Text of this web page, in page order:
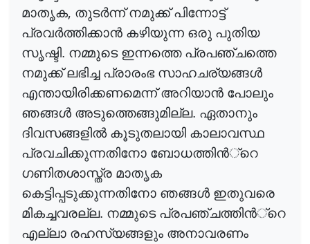
മാതൃക, തുടർന്ന്നമുക്ക് പിന്നോട്ട്
പ്രവർത്തിക്കാൻ കഴിയുന്ന ഒരു പുതിയ
സൃഷ്ടി. നമ്മുടെ ഇന്നത്തെ പ്രപഞ്ചത്തെ
നമുക്ക് ലഭിച്ച പ്രാരംഭ സാഹചര്യങ്ങൾ
എന്തായിരിക്കണമെന്ന് അറിയാൻ പോലും
ഞങ്ങൾ അടുത്തെങ്ങുമില്ല. ഏതാനും
ദിവസങ്ങളിൽകൂടുതലായി കാലാവസ്ഥ
പ്രവചിക്കുന്നതിനോ ബോധത്തിൻ്റെ
ഗണിതശാസ്ത്ര മാതൃക
കെട്ടിപ്പടുക്കുന്നതിനോ ഞങ്ങൾ ഇതുവരെ
മികച്ചവരല്ല. നമ്മുടെ പ്രപഞ്ചത്തിൻ്റെ
എല്ലാ രഹസ്യങ്ങളും അനാവരണം